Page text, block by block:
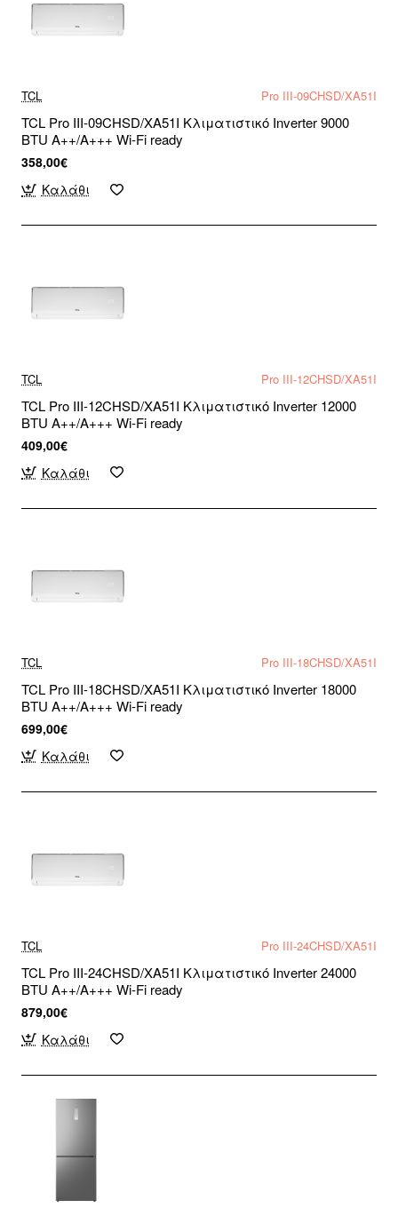
TCL Pro III-09CHSD/XA51I
TCL Pro III-09CHSD/XA51I Κλιματιστικό Inverter 9000
BTU A++/A+++ Wi-Fi ready
358,00€
Καλάθι
TCL Pro III-12CHSD/XA51I
TCL Pro III-12CHSD/XA51I Κλιματιστικό Inverter 12000
BTU A++/A+++ Wi-Fi ready
409,00€
Καλάθι
TCL Pro III-18CHSD/XA51I
TCL Pro III-18CHSD/XA51I Κλιματιστικό Inverter 18000
BTU A++/A+++ Wi-Fi ready
699,00€
Καλάθι
TCL Pro III-24CHSD/XA51I
TCL Pro III-24CHSD/XA51I Κλιματιστικό Inverter 24000
BTU A++/A+++ Wi-Fi ready
879,00€
Καλάθι